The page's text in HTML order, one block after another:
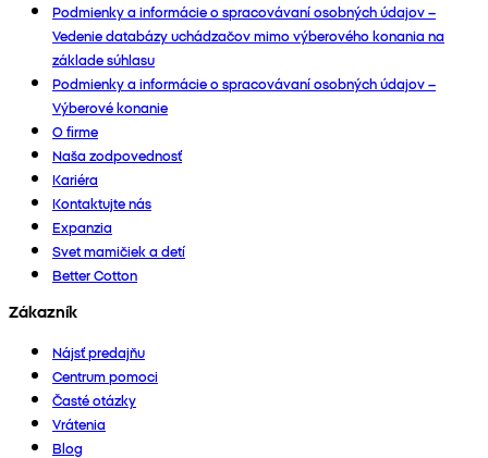
Podmienky a informácie o spracovávaní osobných údajov –
Vedenie databázy uchádzačov mimo výberového konania na
základe súhlasu
Podmienky a informácie o spracovávaní osobných údajov –
Výberové konanie
O firme
Naša zodpovednosť
Kariéra
Kontaktujte nás
Expanzia
Svet mamičiek a detí
Better Cotton
Zákazník
Nájsť predajňu
Centrum pomoci
Časté otázky
Vrátenia
Blog